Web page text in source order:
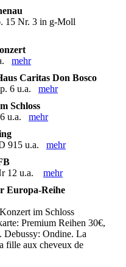
15 Nr. 3 in g-Moll
mehr
Caritas Don Bosco
6 u.a. mehr
Schloss
u.a. mehr
915 u.a. mehr
12 u.a. mehr
Europa-Reihe
im Schloss
Premium Reihen 30€,
Debussy: Ondine. La
fille aux cheveux de